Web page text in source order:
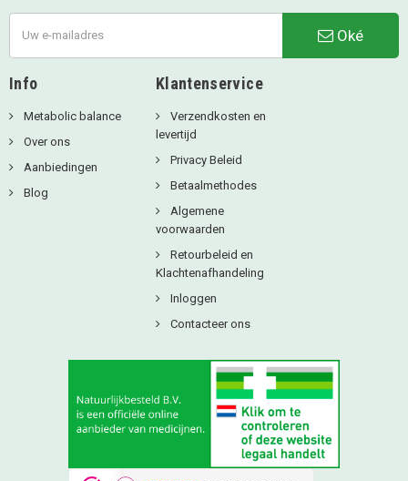
Oké
Info
Metabolic balance
Over ons
Aanbiedingen
Blog
Klantenservice
Verzendkosten en
levertijd
Privacy Beleid
Betaalmethodes
Algemene
voorwaarden
Retourbeleid en
Klachtenafhandeling
Inloggen
Contacteer ons